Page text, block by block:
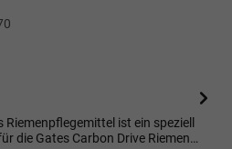
ist ein speziell
die Gates Carbon Drive Riemen…